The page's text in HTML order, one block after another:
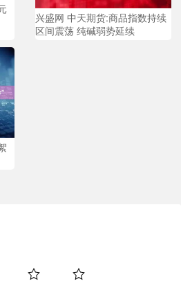
兴盛网 中天期货:商品指数持续
区间震荡 纯碱弱势延续